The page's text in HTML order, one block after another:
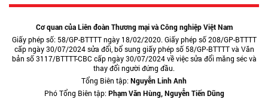
Cơ quan của Liên đoàn Thương mại và Công nghiệp Việt Nam
Giấy phép số: 58/GP-BTTTT ngày 18/02/2020. Giấy phép số 208/GP-BTTTT
cấp ngày 30/07/2024 sửa đổi, bổ sung giấy phép số 58/GP-BTTTT và Văn
bản số 3117/BTTTT-CBC cấp ngày 30/07/2024 về việc sửa đổi măng séc và
thay đổi người đứng đầu.
Tổng Biên tập:Nguyễn Linh Anh
Phó Tổng Biên tập:Phạm Văn Hùng, Nguyễn Tiến Dũng